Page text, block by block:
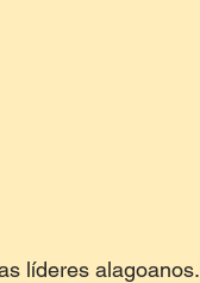
líderes alagoanos.